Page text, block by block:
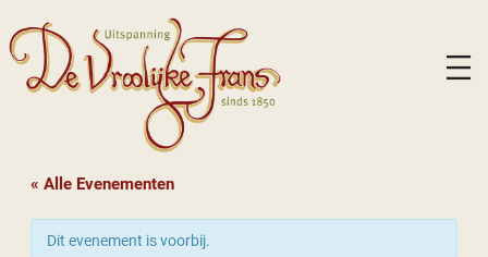
« Alle Evenementen
Dit evenement is voorbij.